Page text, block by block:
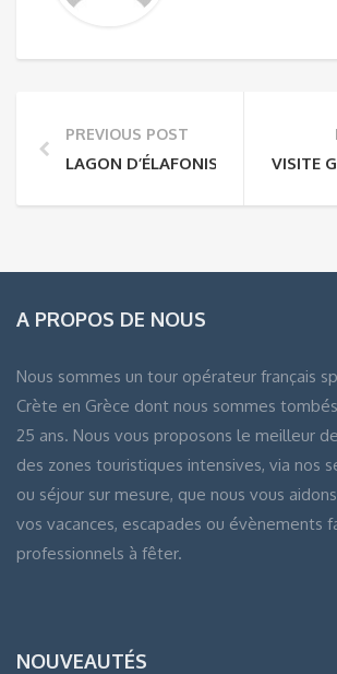
PREVIOUS POST
LAGON D’ÉLAFONISSI (1 JOURNÉE)
VISITE
A PROPOS DE NOUS
Nous sommes un tour opérateur français
Crète en Grèce dont nous sommes
25 ans. Nous vous proposons le meilleur
des zones touristiques intensives, via nos
ou séjour sur mesure, que nous vous
vos vacances, escapades ou évènements
professionnels à fêter.
NOUVEAUTÉS